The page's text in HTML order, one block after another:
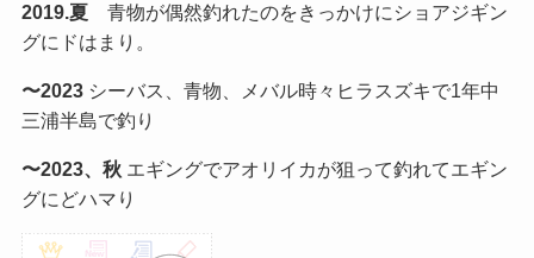
2019.夏青物が偶然釣れたのをきっかけにショアジギン
グにドはまり。
〜2023シーバス、青物、メバル時々ヒラスズキで1年中
三浦半島で釣り
〜2023、秋エギングでアオリイカが狙って釣れてエギン
グにどハマり